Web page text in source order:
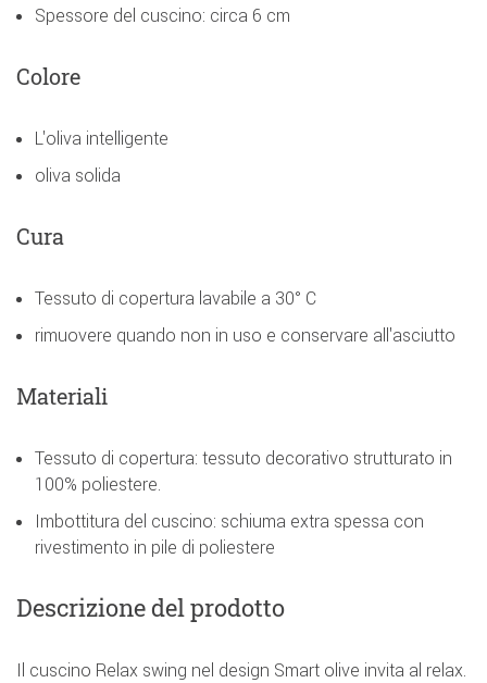
Spessore del cuscino: circa 6 cm
Colore
L'oliva intelligente
oliva solida
Cura
Tessuto di copertura lavabile a 30° C
rimuovere quando non in uso e conservare all'asciutto
Materiali
Tessuto di copertura: tessuto decorativo strutturato in
100% poliestere.
Imbottitura del cuscino: schiuma extra spessa con
rivestimento in pile di poliestere
Descrizione del prodotto
Il cuscino Relax swing nel design Smart olive invita al relax.